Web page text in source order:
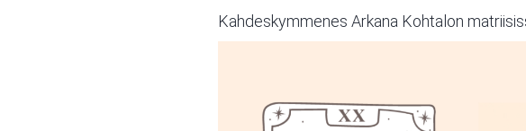
Kahdeskymmenes Arkana Kohtalon